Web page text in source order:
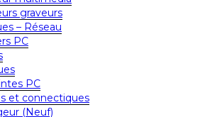
graveurs
– Réseau
PC
PC
et connectiques
(Neuf)